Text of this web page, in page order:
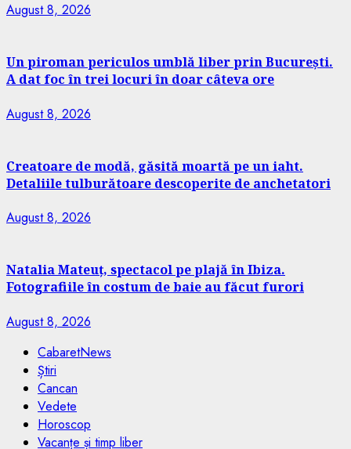
August 8, 2026
Un piroman periculos umblă liber prin București.
A dat foc în trei locuri în doar câteva ore
August 8, 2026
Creatoare de modă, găsită moartă pe un iaht.
Detaliile tulburătoare descoperite de anchetatori
August 8, 2026
Natalia Mateuț, spectacol pe plajă în Ibiza.
Fotografiile în costum de baie au făcut furori
August 8, 2026
CabaretNews
Știri
Cancan
Vedete
Horoscop
Vacanțe și timp liber